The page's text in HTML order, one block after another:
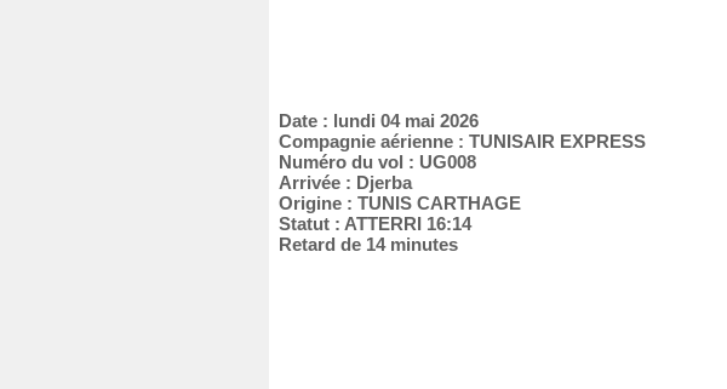
Date : lundi 04 mai 2026
Compagnie aérienne : TUNISAIR EXPRESS
Numéro du vol : UG008
Arrivée : Djerba
Origine : TUNIS CARTHAGE
Statut : ATTERRI 16:14
Retard de 14 minutes